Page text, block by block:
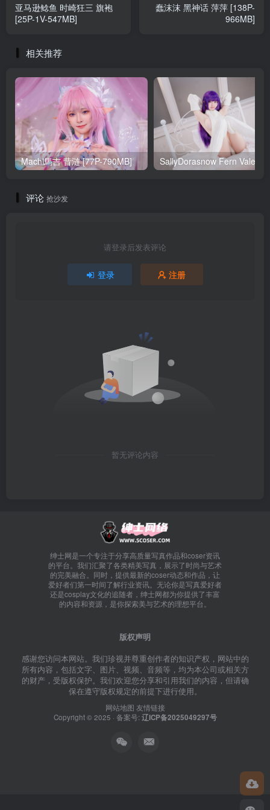
亚马逊鲶鱼 时崎狂三 旗袍
[25P-1V-547MB]
蠢沫沫 黑神话 萍萍 [138P-
966MB]
相关推荐
Machi馬吉 昔涟 [77P-790MB]
评论 抢沙发
请登录后发表评论
登录 注册
暂无评论内容
绅士网是一个专注于分享高质量写真作品和coser资讯
的平台。我们汇聚了各类精美写真，展示了时尚与艺术
的完美融合。同时，提供最新的coser动态和作品，让
爱好者们第一时间了解行业资讯。无论你是写真爱好者
还是cosplay文化的追随者，绅士网都为你提供了丰富
的内容和资源，是你探索美与艺术的理想平台。
版权声明
感谢您访问本网站。我们珍视并尊重创作者的知识产权，网站中的
所有内容，包括文字、图片、视频、音频等，均为本公司或相关方
的财产，受版权保护。我们欢迎您分享和引用我们的内容，但请确
保在遵守版权规定的前提下进行使用。
网站地图 友情链接
Copyright © 2025 · 备案号: 辽ICP备2025049297号